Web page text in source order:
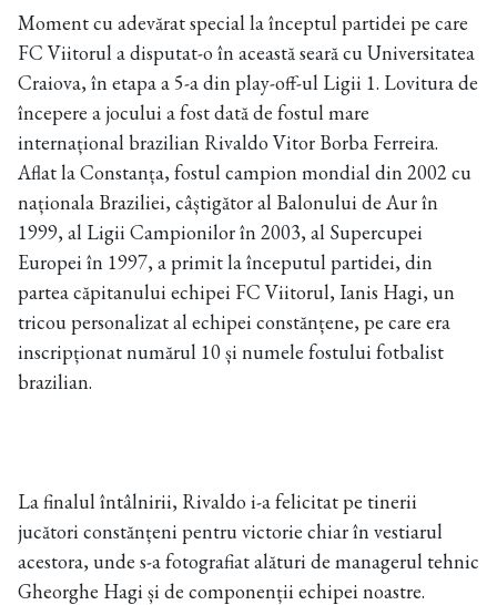
Moment cu adevărat special la începtul partidei pe care
FC Viitorul a disputat-o în această seară cu Universitatea
Craiova, în etapa a 5-a din play-off-ul Ligii 1. Lovitura de
începere a jocului a fost dată de fostul mare
internațional brazilian Rivaldo Vitor Borba Ferreira.
Aflat la Constanța, fostul campion mondial din 2002 cu
naționala Braziliei, câștigător al Balonului de Aur în
1999, al Ligii Campionilor în 2003, al Supercupei
Europei în 1997, a primit la începutul partidei, din
partea căpitanului echipei FC Viitorul, Ianis Hagi, un
tricou personalizat al echipei constănțene, pe care era
inscripționat numărul 10 și numele fostului fotbalist
brazilian.
La finalul întâlnirii, Rivaldo i-a felicitat pe tinerii
jucători constănțeni pentru victorie chiar în vestiarul
acestora, unde s-a fotografiat alături de managerul tehnic
Gheorghe Hagi și de componenții echipei noastre.